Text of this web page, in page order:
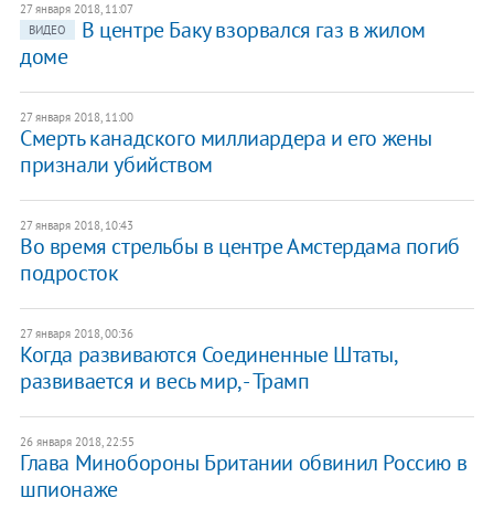
27 января 2018, 11:07
ВИДЕО
​В центре Баку взорвался газ в жилом
доме
27 января 2018, 11:00
Смерть канадского миллиардера и его жены
признали убийством
27 января 2018, 10:43
​Во время стрельбы в центре Амстердама погиб
подросток
27 января 2018, 00:36
Когда развиваются Соединенные Штаты,
развивается и весь мир, - Трамп
26 января 2018, 22:55
Глава Минобороны Британии обвинил Россию в
шпионаже